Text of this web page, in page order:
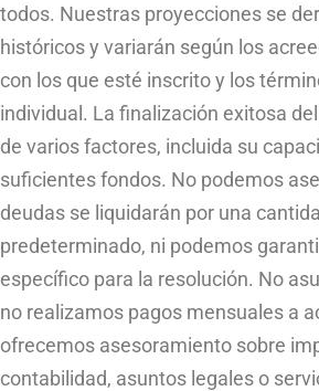
todos. Nuestras proyecciones se
históricos y variarán según los
con los que esté inscrito y los
individual. La finalización exitosa
de varios factores, incluida su
suficientes fondos. No podemos
deudas se liquidarán por una
predeterminado, ni podemos
específico para la resolución. No
no realizamos pagos mensuales a
ofrecemos asesoramiento sobre
contabilidad, asuntos legales o